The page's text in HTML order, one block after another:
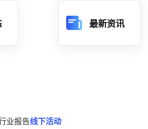
最新资讯
业报告线下活动